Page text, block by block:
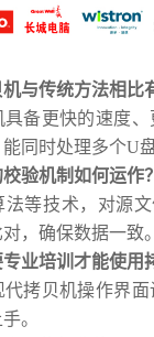
与传统方法相比
具备更快的速度
同时处理多个U
验机制如何运作？
法等技术，对源
，确保数据一致。
业培训才能使用
代拷贝机操作界
。